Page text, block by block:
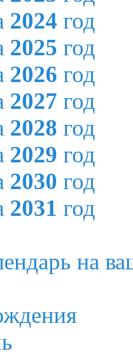
2024 год
2025 год
2026 год
2027 год
2028 год
2029 год
2030 год
2031 год
на